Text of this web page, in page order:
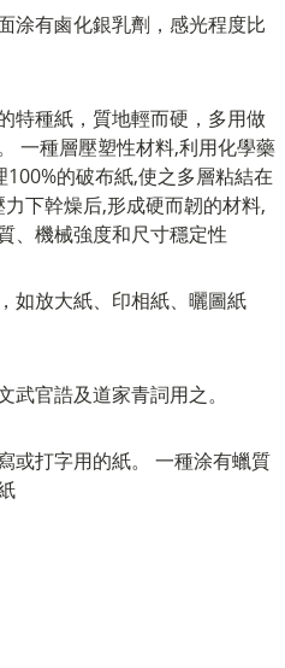
涂有鹵化銀乳劑，感光程度比
特種紙，質地輕而硬，多用做
一種層壓塑性材料,利用化學藥
的破布紙,使之多層粘結在
下幹燥后,形成硬而韌的材料,
、機械強度和尺寸穩定性
如放大紙、印相紙、曬圖紙
官誥及道家青詞用之。
或打字用的紙。 一種涂有蠟質